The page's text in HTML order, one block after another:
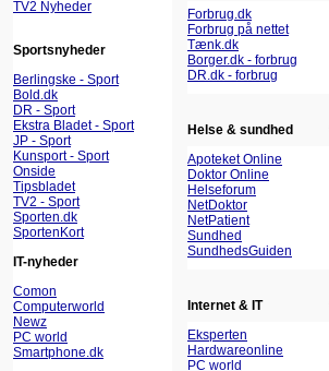
TV2 Nyheder
Sportsnyheder
Berlingske - Sport
Bold.dk
DR - Sport
Ekstra Bladet - Sport
JP - Sport
Kunsport - Sport
Onside
Tipsbladet
TV2 - Sport
Sporten.dk
SportenKort
IT-nyheder
Comon
Computerworld
Newz
PC world
Smartphone.dk
Forbrug.dk
Forbrug på nettet
Tænk.dk
Borger.dk - forbrug
DR.dk - forbrug
Helse & sundhed
Apoteket Online
Doktor Online
Helseforum
NetDoktor
NetPatient
Sundhed
SundhedsGuiden
Internet & IT
Eksperten
Hardwareonline
PC world